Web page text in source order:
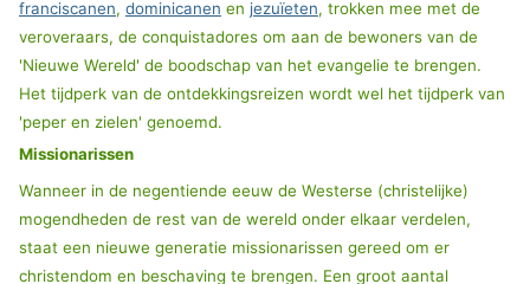
franciscanen, dominicanen en jezuïeten, trokken mee met de
veroveraars, de conquistadores om aan de bewoners van de
'Nieuwe Wereld' de boodschap van het evangelie te brengen.
Het tijdperk van de ontdekkingsreizen wordt wel het tijdperk van
'peper en zielen' genoemd.
Missionarissen
Wanneer in de negentiende eeuw de Westerse (christelijke)
mogendheden de rest van de wereld onder elkaar verdelen,
staat een nieuwe generatie missionarissen gereed om er
christendom en beschaving te brengen. Een groot aantal